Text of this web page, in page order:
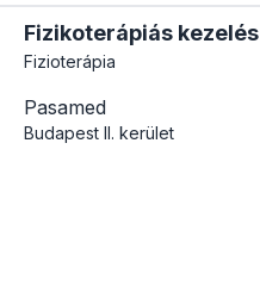
Fizikoterápiás kezelés
Fizioterápia
Pasamed
Budapest II. kerület